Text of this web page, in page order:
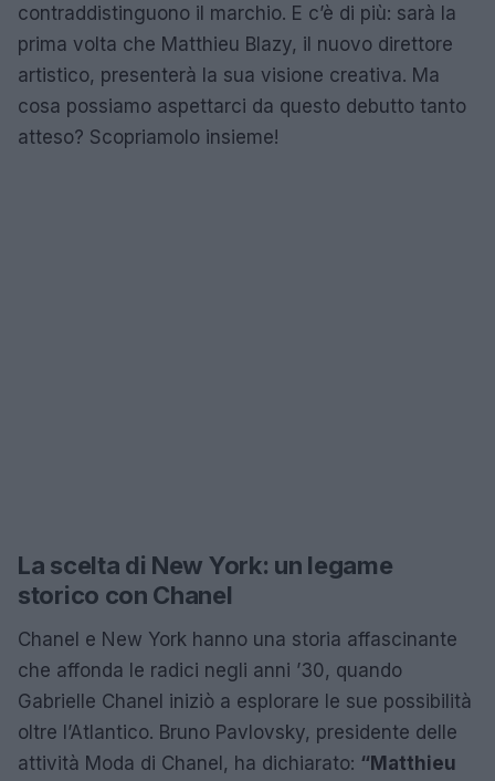
contraddistinguono il marchio. E c’è di più: sarà la
prima volta che Matthieu Blazy, il nuovo direttore
artistico, presenterà la sua visione creativa. Ma
cosa possiamo aspettarci da questo debutto tanto
atteso? Scopriamolo insieme!
La scelta di New York: un legame
storico con Chanel
Chanel e New York hanno una storia affascinante
che affonda le radici negli anni ’30, quando
Gabrielle Chanel iniziò a esplorare le sue possibilità
oltre l’Atlantico. Bruno Pavlovsky, presidente delle
attività Moda di Chanel, ha dichiarato: “Matthieu